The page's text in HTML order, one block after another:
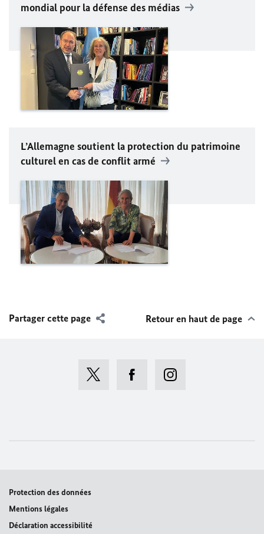
mondial pour la défense des médias
L’Allemagne soutient la protection du patrimoine
culturel en cas de conflit armé
Partager cette page Retour en haut de page
Protection des données
Mentions légales
Déclaration accessibilité